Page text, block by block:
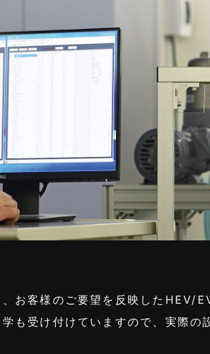
お客様のご要望を反映したHEV/
も受け付けていますので、実際の